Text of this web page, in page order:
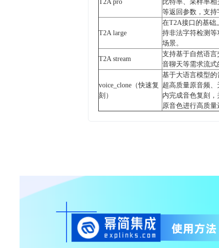
T2A pro
比特率、采样率
等返回参数，支持
T2A large
在T2A接口的基础
持非法字符检测
场景。
T2A stream
支持基于自然语
音聊天等需求流
voice_clone（快速复
刻）
基于大语言模型
超高质量原音频
内完成音色复刻
原音色进行高质